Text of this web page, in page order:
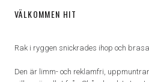
VÄLKOMMEN HIT
Rak i ryggen snickrades ihop och
Den är limm- och reklamfri,